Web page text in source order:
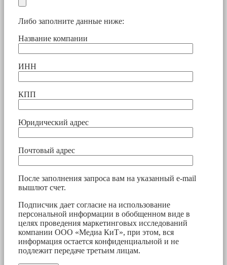
Либо заполните данные ниже:
Название компании
ИНН
КПП
Юридический адрес
Почтовый адрес
После заполнения запроса вам на указанный e-mail
вышлют счет.
Подписчик дает согласие на использование
персональной информации в обобщенном виде в
целях проведения маркетинговых исследований
компании ООО «Медиа КиТ», при этом, вся
информация остается конфиденциальной и не
подлежит передаче третьим лицам.